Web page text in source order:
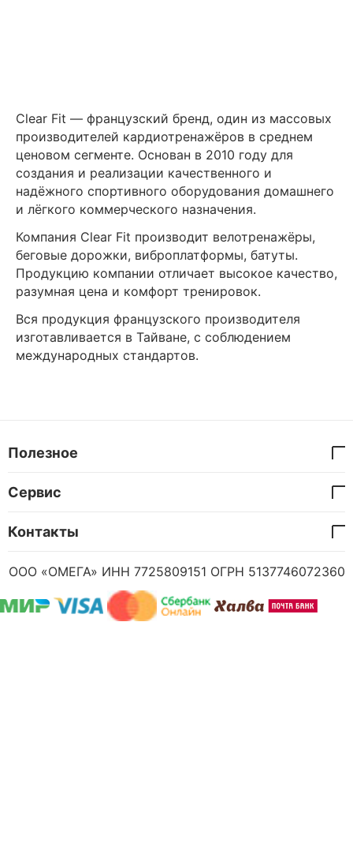
Clear Fit — французский бренд, один из массовых
производителей кардиотренажёров в среднем
ценовом сегменте. Основан в 2010 году для
создания и реализации качественного и
надёжного спортивного оборудования домашнего
и лёгкого коммерческого назначения.
Компания Clear Fit производит велотренажёры,
беговые дорожки, виброплатформы, батуты.
Продукцию компании отличает высокое качество,
разумная цена и комфорт тренировок.
Вся продукция французского производителя
изготавливается в Тайване, с соблюдением
международных стандартов.
Полезное
Сервис
Контакты
ООО «ОМЕГА» ИНН 7725809151 ОГРН 5137746072360